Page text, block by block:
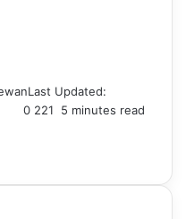
Last Updated:
0 221
5 minutes read